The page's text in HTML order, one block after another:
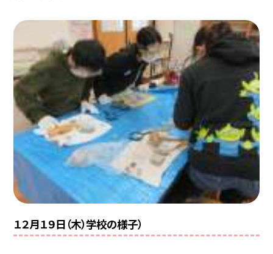
１２月１９日（木）学校の様子）